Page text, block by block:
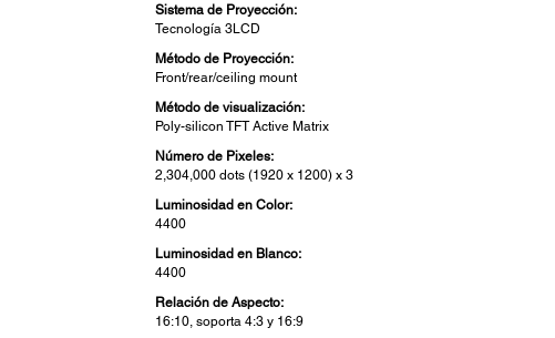
Sistema de Proyección:
Tecnología 3LCD
Método de Proyección:
Front/rear/ceiling mount
Método de visualización:
Poly-silicon TFT Active Matrix
Número de Pixeles:
2,304,000 dots (1920 x 1200) x 3
Luminosidad en Color:
4400
Luminosidad en Blanco:
4400
Relación de Aspecto:
16:10, soporta 4:3 y 16:9